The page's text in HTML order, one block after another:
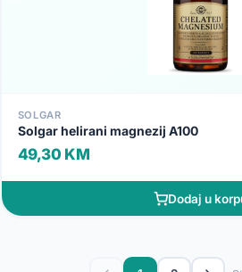
SOLGAR
Solgar helirani magnezij A100
49,30 KM
Dodaj u